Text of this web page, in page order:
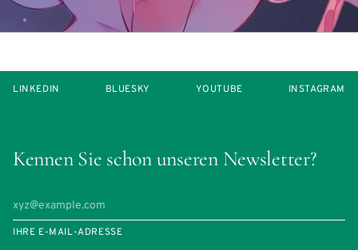
Kennen Sie schon unseren Newsletter?
IHRE E-MAIL-ADRESSE
LINKEDIN BLUESKY YOUTUBE INSTAGRAM